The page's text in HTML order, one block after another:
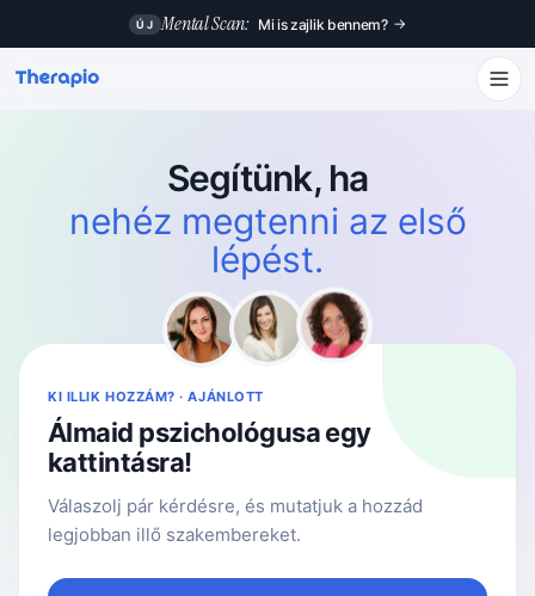
ÚJ Mental Scan: Mi is zajlik bennem? →
Segítünk, ha
nehéz megtenni az első
lépést.
KI ILLIK HOZZÁM? · AJÁNLOTT
Álmaid pszichológusa egy
kattintásra!
Válaszolj pár kérdésre, és mutatjuk a hozzád
legjobban illő szakembereket.